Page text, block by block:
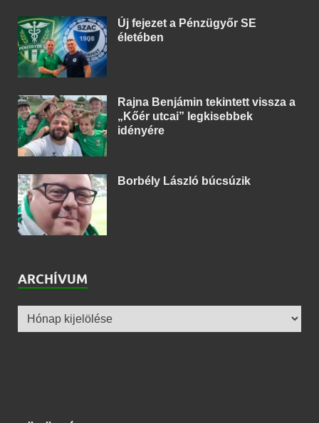
Új fejezet a Pénzügyőr SE
életében
Rajna Benjámin tekintett vissza a
„Kőér utcai” legkisebbek
idényére
Borbély László búcsúzik
ARCHÍVUM